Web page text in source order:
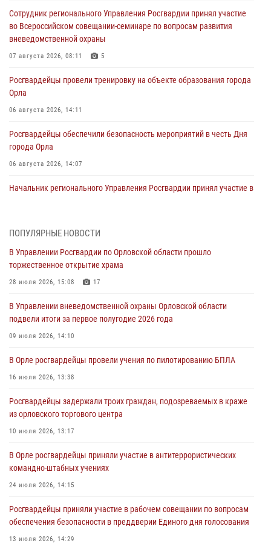
Сотрудник регионального Управления Росгвардии принял участие
во Всероссийском совещании-семинаре по вопросам развития
вневедомственной охраны
07 августа 2026, 08:11 5
Росгвардейцы провели тренировку на объекте образования города
Орла
06 августа 2026, 14:11
Росгвардейцы обеспечили безопасность мероприятий в честь Дня
города Орла
06 августа 2026, 14:07
Начальник регионального Управления Росгвардии принял участие в
первое полугодие
05 августа 2026, 13:12
совершении противоправных действий
04 августа 2026, 14:21
04 августа 2026, 14:06
предоставлении госуслуг
03 августа 2026, 14:30
ПОПУЛЯРНЫЕ НОВОСТИ
В Управлении Росгвардии по Орловской области прошло
торжественное открытие храма
28 июля 2026, 15:08 17
В Управлении вневедомственной охраны Орловской области
подвели итоги за первое полугодие 2026 года
09 июля 2026, 14:10
В Орле росгвардейцы провели учения по пилотированию БПЛА
16 июля 2026, 13:38
Росгвардейцы задержали троих граждан, подозреваемых в краже
из орловского торгового центра
10 июля 2026, 13:17
В Орле росгвардейцы приняли участие в антитеррористических
командно-штабных учениях
24 июля 2026, 14:15
Росгвардейцы приняли участие в рабочем совещании по вопросам
обеспечения безопасности в преддверии Единого дня голосования
13 июля 2026, 14:29